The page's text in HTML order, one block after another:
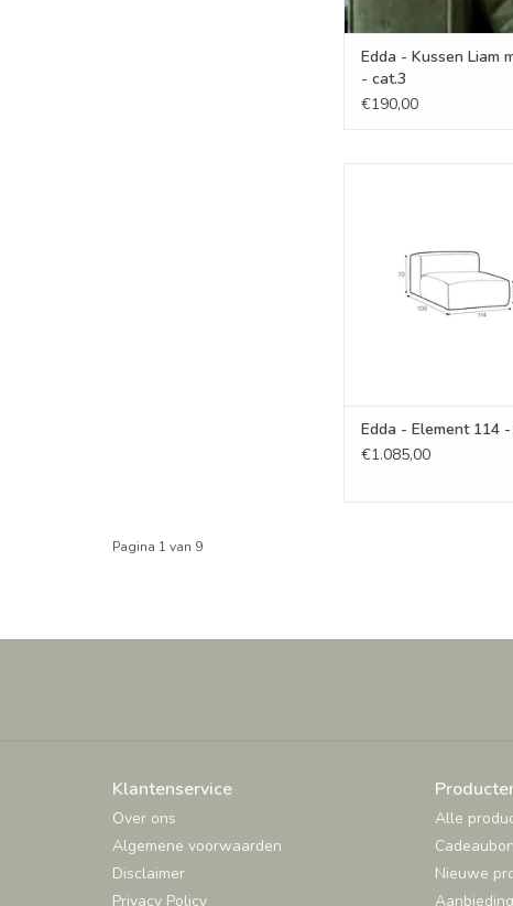
Edda - Kussen Liam
- cat.3
€190,00
Edda - Element 114
€1.085,00
Pagina 1 van 9
Klantenservice
Over ons
Algemene voorwaarden
Disclaimer
Privacy Policy
Alle
Nieuwe